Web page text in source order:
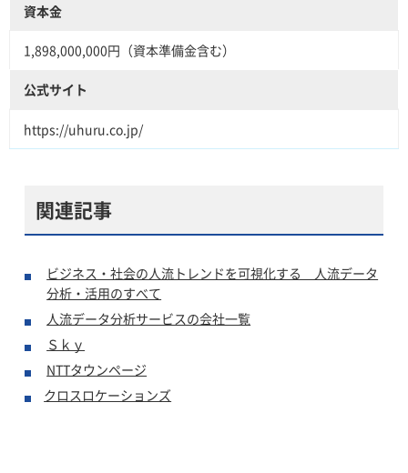
資本金
1,898,000,000円（資本準備金含む）
公式サイト
https://uhuru.co.jp/
関連記事
ビジネス・社会の人流トレンドを可視化する 人流データ
分析・活用のすべて
人流データ分析サービスの会社一覧
Ｓｋｙ
NTTタウンページ
クロスロケーションズ